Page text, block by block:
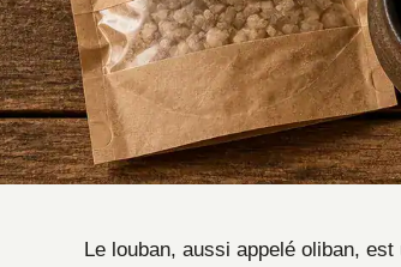
Le louban, aussi appelé oliban, est